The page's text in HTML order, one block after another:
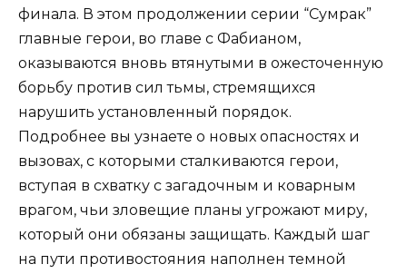
финала. В этом продолжении серии “Сумрак”
главные герои, во главе с Фабианом,
оказываются вновь втянутыми в ожесточенную
борьбу против сил тьмы, стремящихся
нарушить установленный порядок.
Подробнее вы узнаете о новых опасностях и
вызовах, с которыми сталкиваются герои,
вступая в схватку с загадочным и коварным
врагом, чьи зловещие планы угрожают миру,
который они обязаны защищать. Каждый шаг
на пути противостояния наполнен темной